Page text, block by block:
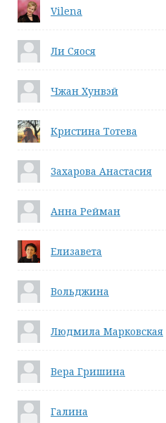
Vilena
Ли Сяося
Чжан Хунвэй
Кристина Тотева
Захарова Анастасия
Анна Рейман
Елизавета
Вольджина
Людмила Марковская
Вера Гришина
Галина